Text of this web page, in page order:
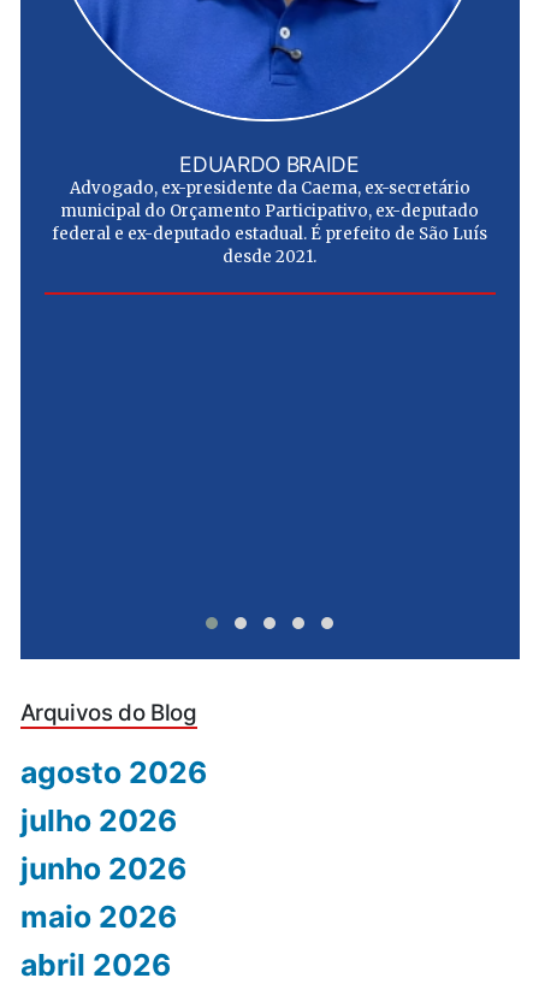
EDUARDO BRAIDE
Advogado, ex-presidente da Caema, ex-secretário
municipal do Orçamento Participativo, ex-deputado
federal e ex-deputado estadual. É prefeito de São Luís
desde 2021.
Arquivos do Blog
agosto 2026
julho 2026
junho 2026
maio 2026
abril 2026